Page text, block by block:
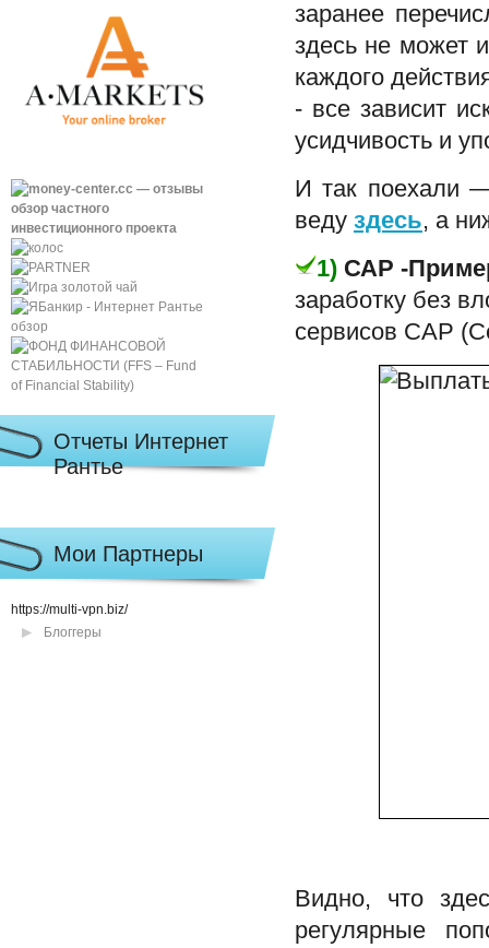
Отчеты Интернет
Рантье
Мои Партнеры
https://multi-vpn.biz/
Блоггеры
заранее
здесь не может
каждого
- все зависит
усидчивость и
И так поехали
веду здесь, а
1) САР -
заработку без
сервисов САР
Видно, что
регулярные